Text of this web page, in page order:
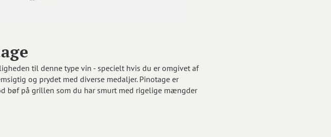
til denne type vin - specielt hvis du er omgivet af
og prydet med diverse medaljer. Pinotage er
bøf på grillen som du har smurt med rigelige mængder